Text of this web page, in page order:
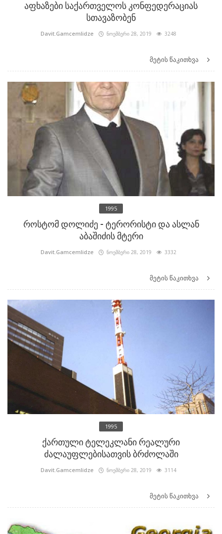
აფხაზები საქართველოს კონფედერაციას
სთავაზობენ
Davit.Gamcemlidze ნოემბერი 28, 2019 3248
მეტის წაკითხვა
1995
როსტომ დოლიძე - ტერორისტი და ასლან
აბაშიძის მტერი
Davit.Gamcemlidze ნოემბერი 28, 2019 3332
მეტის წაკითხვა
1995
ქართული ტელეკლანი რეალური
ძალაუფლებისათვის ბრძოლაში
Davit.Gamcemlidze ნოემბერი 28, 2019 3114
მეტის წაკითხვა